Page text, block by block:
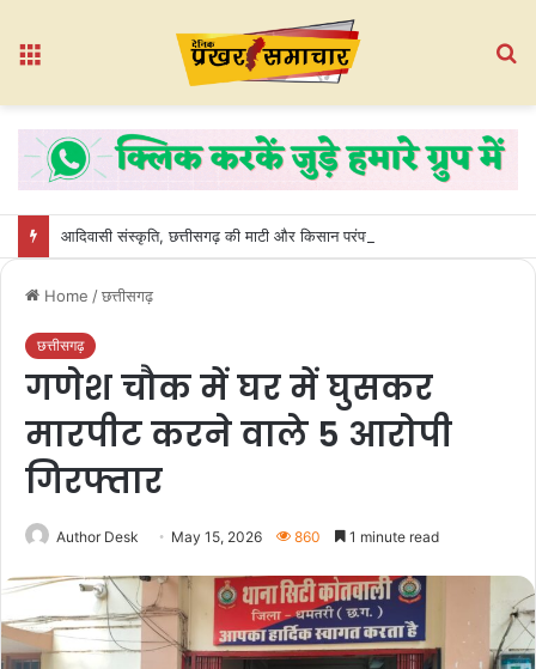
Home /छत्तीसगढ़
छत्तीसगढ़
गणेश चौक में घर में घुसकर
मारपीट करने वाले 5 आरोपी
गिरफ्तार
Author Desk May 15, 2026 860 1 minute read